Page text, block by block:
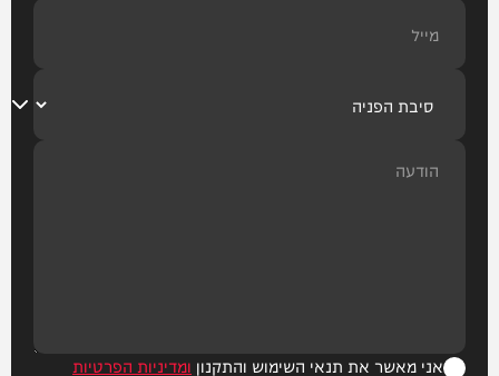
אני מאשר את תנאי השימוש והתקנון ומדיניות הפרטיות